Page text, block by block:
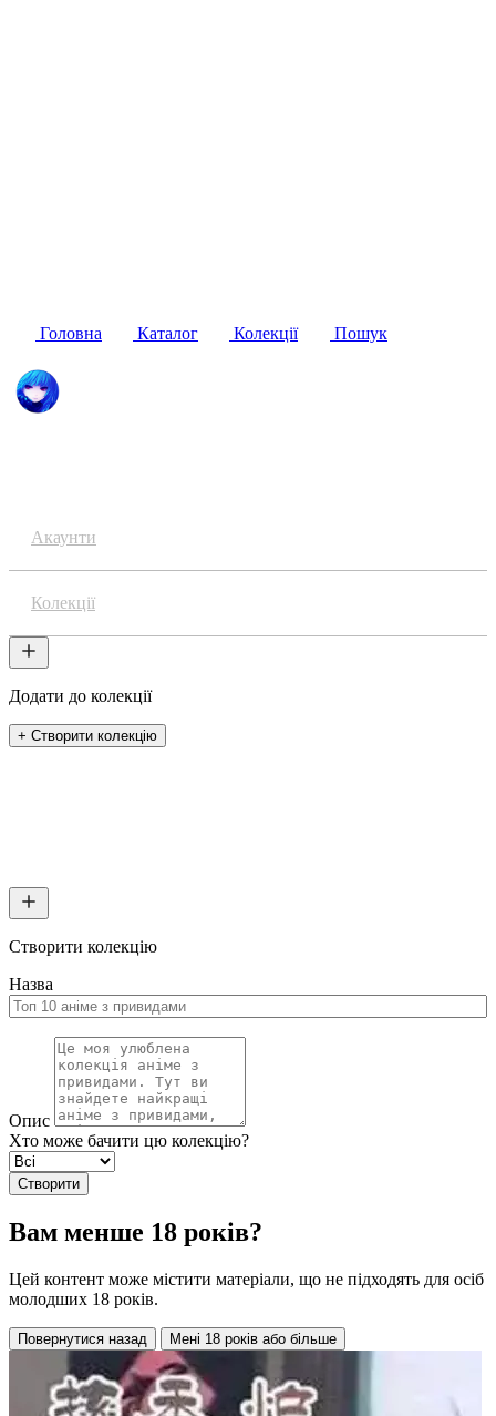
Головна Каталог Колекції Пошук
Акаунти
Колекції
Додати до колекції
+ Створити колекцію
Створити колекцію
Назва
Опис
Хто може бачити цю колекцію?
Створити
Вам менше 18 років?
Цей контент може містити матеріали, що не підходять для осіб
молодших 18 років.
Повернутися назад Мені 18 років або більше